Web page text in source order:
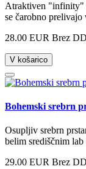
Atraktiven "infinity"
se čarobno prelivajo
28.00 EUR Brez
V košarico
Bohemski srebrn
Osupljiv srebrn
belim središčnim lab
29.00 EUR Brez